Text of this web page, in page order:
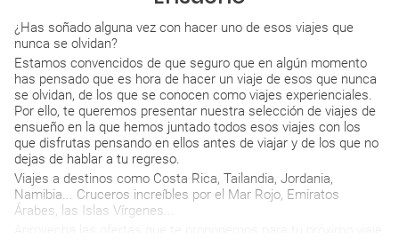
¿Has soñado alguna vez con hacer uno de esos viajes que
nunca se olvidan?
Estamos convencidos de que seguro que en algún momento
has pensado que es hora de hacer un viaje de esos que nunca
se olvidan, de los que se conocen como viajes experienciales.
Por ello, te queremos presentar nuestra selección de viajes de
ensueño en la que hemos juntado todos esos viajes con los
que disfrutas pensando en ellos antes de viajar y de los que no
dejas de hablar a tu regreso.
Viajes a destinos como Costa Rica, Tailandia, Jordania,
Namibia... Cruceros increíbles por el Mar Rojo, Emiratos
Árabes, las Islas Vírgenes...